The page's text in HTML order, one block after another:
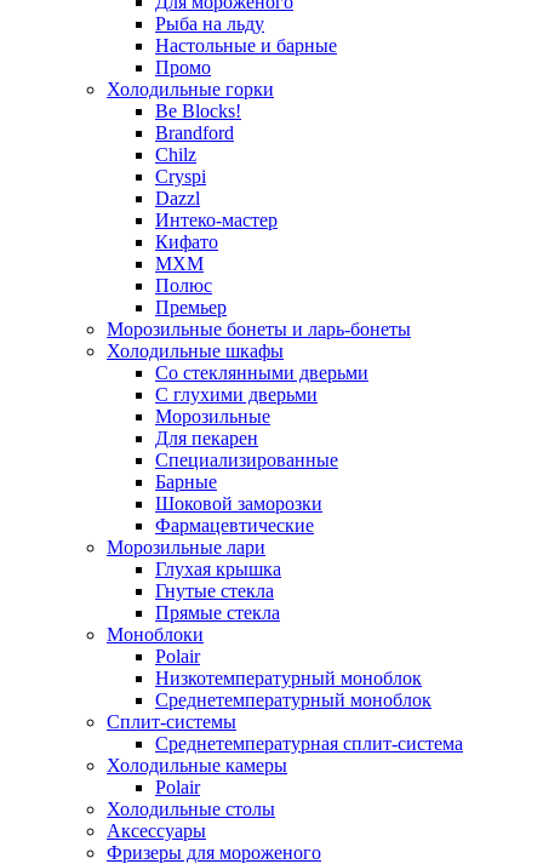
Рыба на льду
Настольные и барные
Промо
Холодильные горки
Be Blocks!
Brandford
Chilz
Cryspi
Dazzl
Интеко-мастер
Кифато
МХМ
Полюс
Премьер
Морозильные бонеты и ларь-бонеты
Холодильные шкафы
Со стеклянными дверьми
С глухими дверьми
Морозильные
Для пекарен
Специализированные
Барные
Шоковой заморозки
Фармацевтические
Морозильные лари
Глухая крышка
Гнутые стекла
Прямые стекла
Моноблоки
Polair
Низкотемпературный моноблок
Среднетемпературный моноблок
Сплит-системы
Среднетемпературная сплит-система
Холодильные камеры
Polair
Холодильные столы
Аксессуары
Фризеры для мороженого